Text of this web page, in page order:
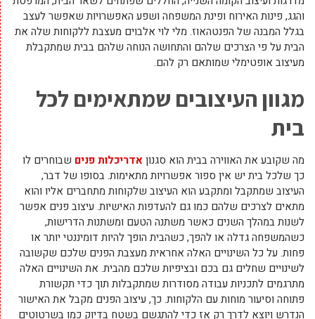
והגג, פינות האירוח ופינת המשפחה ושפע האפשרויות שאפשר לעצב
בגלל המבנה של הפנטהאוז. מלי לוי אלבוים מעצבת ללקוחות שלה את
הבית על פי הצרכים שלהם והתחושה הנוחה שלהם בבית שמתקבלת
מעיצוב אופטימלי שמותאם רק להם.
מגוון העיצובים שמתאימים לכל
בית
מה שקובע את האווירה בבית הוא סגנוןאדריכלות פנים שבוחרים לו
כך שלכל בית יש אין ספור אפשרויות מתאימות. בסופו של דבר,
העיצוב שמתקבל ומתקבע הוא העיצוב שלקוחות מתחברים אליו והוא
מתאים לצרכים שלהם כמו גם להעדפות האישיות. עיצוב פנים אפשר
לשנות במהלך השנים כאשר משתנה הטעם ומשתנות הדרישות,
כשהמשפחה גדלה או להפך, כשהבית הופך להיות דומיננטי יותר או
פחות. על כל השינויים האלה אחראית מעצבת הפנים שלכם שקשובה
לשינויים שחלים גם בכם ובציפיות שלכם מהבית. את השינויים האלה
מתרגמים לתכניות עבודה מסודרות שמתקבלות תוך כדי תקשורת
פתוחה וסיעור מוחות עם הלקוחות. כך, עיצוב הפנים מקבל את האישור
הנדרש ויוצא לדרך רק אז כדי להתגשם בשטח בדיוק כמו בשרטוטים